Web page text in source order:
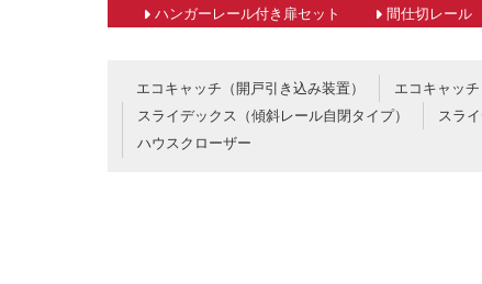
ハンガーレール付き扉セット
間仕切レール
エコキャッチ（開戸引き込み装置） エコキャッチ
スライデックス（傾斜レール自閉タイプ）
スラ
ハウスクローザー